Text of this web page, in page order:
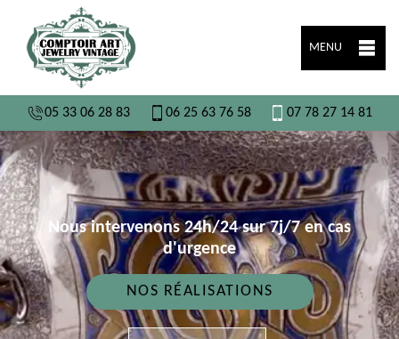
MENU
05 33 06 28 83 06 25 63 76 58 07 78 27 14 81
Nous intervenons 24h/24 sur 7j/7 en cas
d'urgence
NOS RÉALISATIONS